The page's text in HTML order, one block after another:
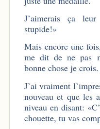
J’aimerais ça
stupide!»
Mais encore une
me dit de ne pas
bonne chose je crois.
J’ai vraiment
nouveau et que les
niveau en disant:
chouette, tu vas